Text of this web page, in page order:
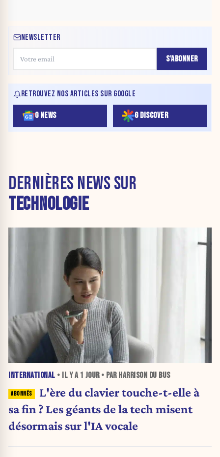
NEWSLETTER
S'ABONNER
RETROUVEZ NOS ARTICLES SUR GOOGLE
G NEWS G DISCOVER
DERNIÈRES NEWS SUR
TECHNOLOGIE
INTERNATIONAL • IL Y A 1 JOUR• PAR HARRISON DU BUS
L'ère du clavier touche-t-elle à
sa fin ? Les géants de la tech misent
désormais sur l'IA vocale